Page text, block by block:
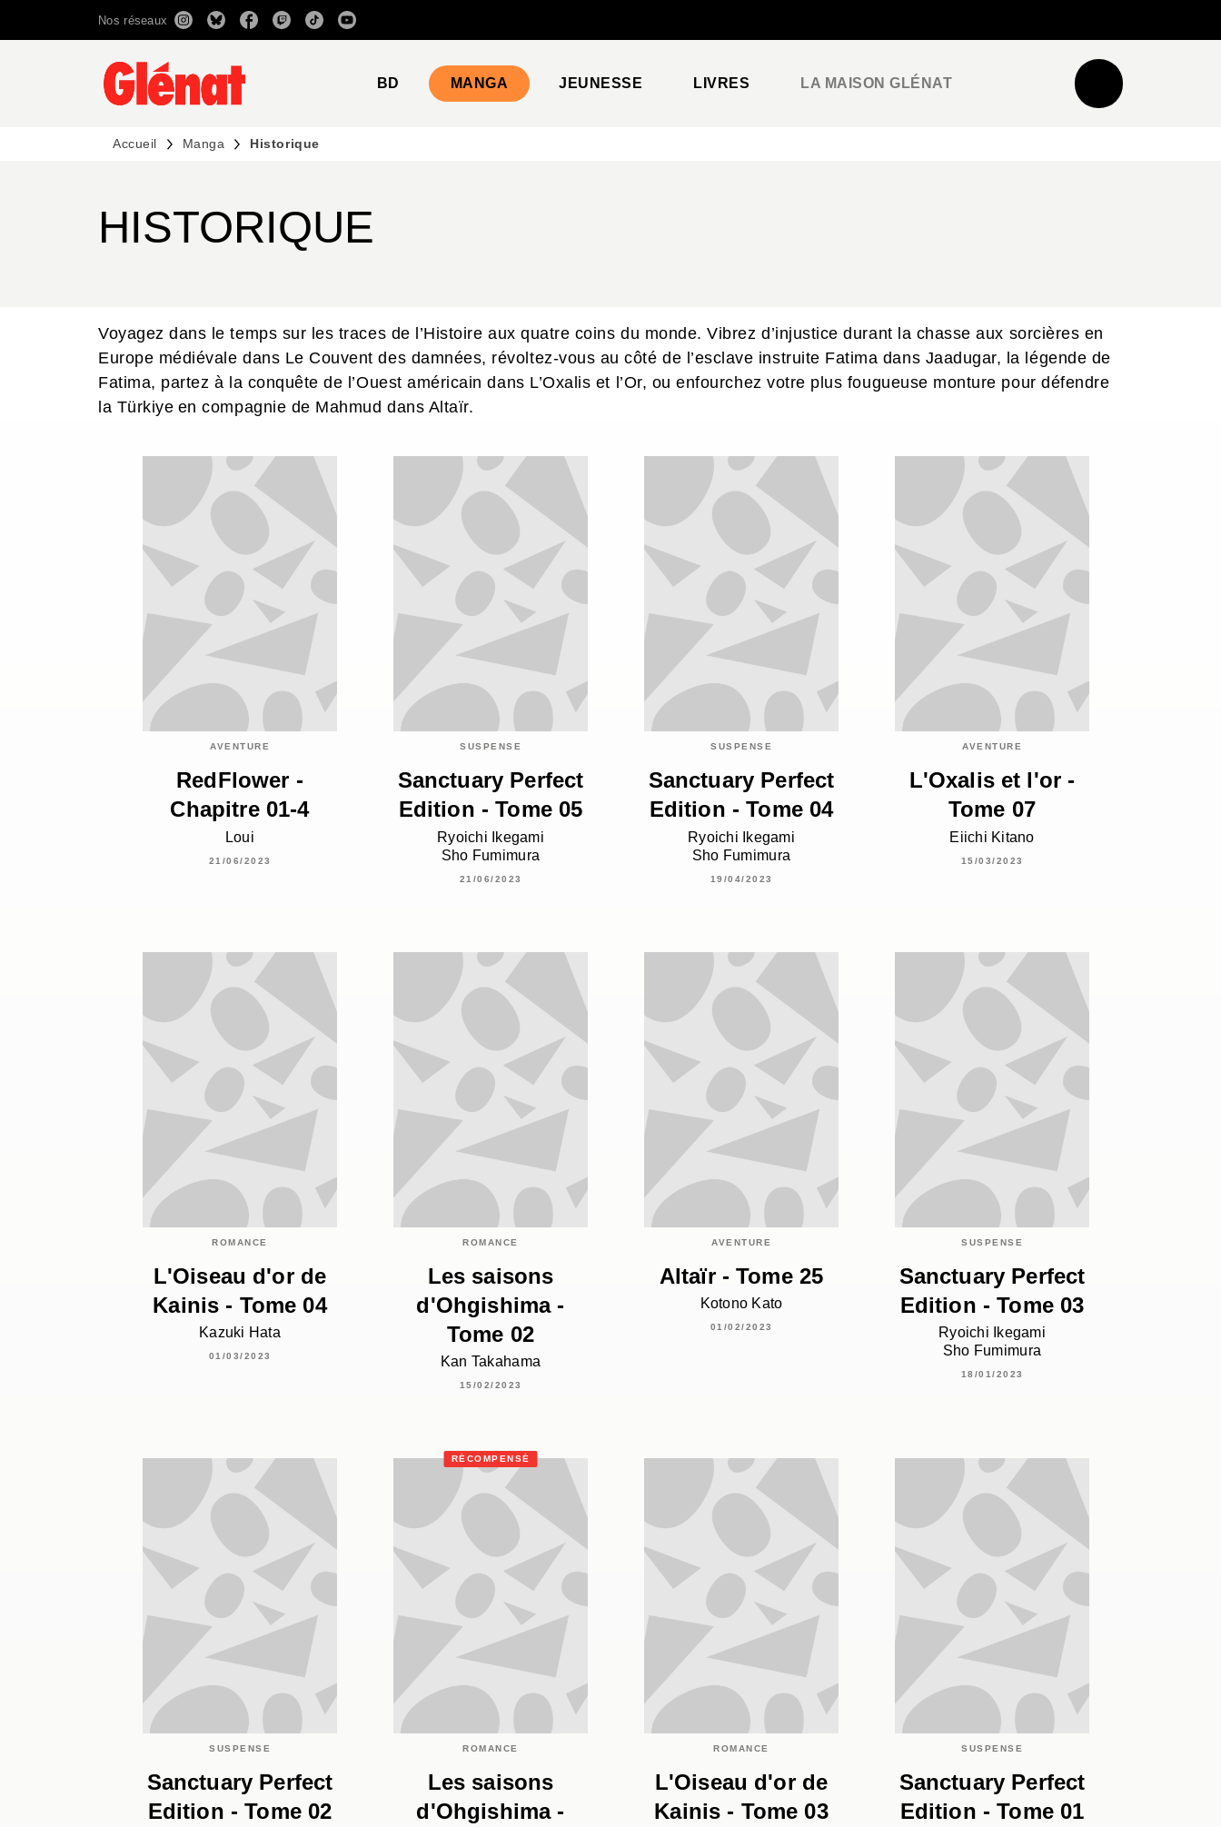
RECHERCHE CONTENU
Nos réseaux
BD MANGA JEUNESSE LIVRES LA MAISON GLÉNAT
Accueil Manga Historique
HISTORIQUE
Voyagez dans le temps sur les traces de l’Histoire aux quatre coins du monde. Vibrez d’injustice durant la chasse aux sorcières en
Europe médiévale dans Le Couvent des damnées, révoltez-vous au côté de l’esclave instruite Fatima dans Jaadugar, la légende de
Fatima, partez à la conquête de l’Ouest américain dans L’Oxalis et l’Or, ou enfourchez votre plus fougueuse monture pour défendre
la Türkiye en compagnie de Mahmud dans Altaïr.
AVENTURE
RedFlower -
Chapitre 01-4
Loui
21/06/2023
SUSPENSE
Sanctuary Perfect
Edition - Tome 05
Ryoichi Ikegami
Sho Fumimura
21/06/2023
SUSPENSE
Sanctuary Perfect
Edition - Tome 04
Ryoichi Ikegami
Sho Fumimura
19/04/2023
AVENTURE
L'Oxalis et l'or -
Tome 07
Eiichi Kitano
15/03/2023
ROMANCE
L'Oiseau d'or de
Kainis - Tome 04
Kazuki Hata
01/03/2023
ROMANCE
Les saisons
d'Ohgishima -
Tome 02
Kan Takahama
15/02/2023
AVENTURE
Altaïr - Tome 25
Kotono Kato
01/02/2023
SUSPENSE
Sanctuary Perfect
Edition - Tome 03
Ryoichi Ikegami
Sho Fumimura
18/01/2023
SUSPENSE
Sanctuary Perfect
Edition - Tome 02
RÉCOMPENSÉ
ROMANCE
Les saisons
d'Ohgishima -
ROMANCE
L'Oiseau d'or de
Kainis - Tome 03
SUSPENSE
Sanctuary Perfect
Edition - Tome 01